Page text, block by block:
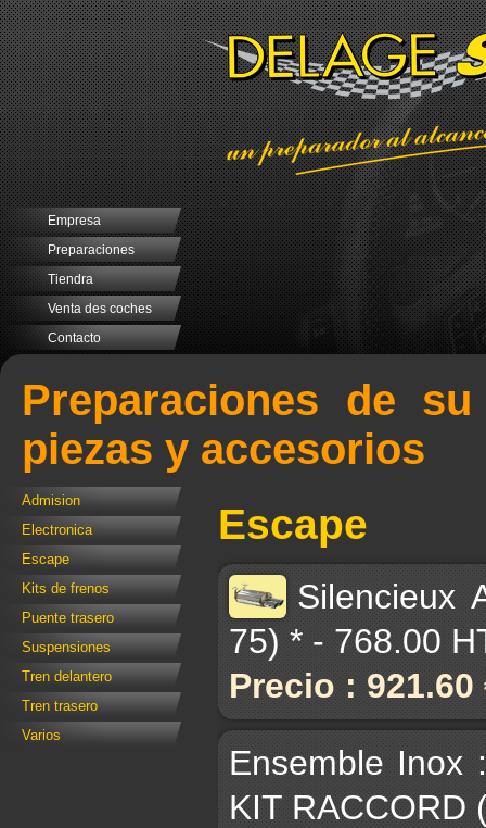
Empresa
Preparaciones
Tiendra
Venta des coches
Contacto
Preparaciones de
piezas y accesorios
Admision
Electronica
Escape
Kits de frenos
Puente trasero
Suspensiones
Tren delantero
Tren trasero
Varios
Escape
Silencieux
75) * - 768.00
Precio : 921.60
Ensemble Inox
KIT RACCORD